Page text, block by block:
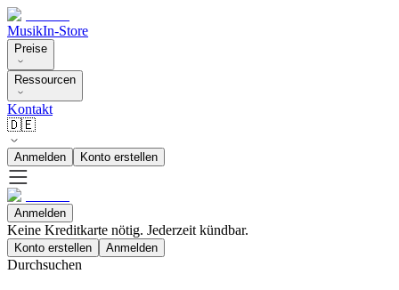
MusikIn-Store
Preise
Ressourcen
Kontakt
🇩🇪
Anmelden Konto erstellen
Anmelden
Keine Kreditkarte nötig. Jederzeit kündbar.
Konto erstellen Anmelden
Durchsuchen